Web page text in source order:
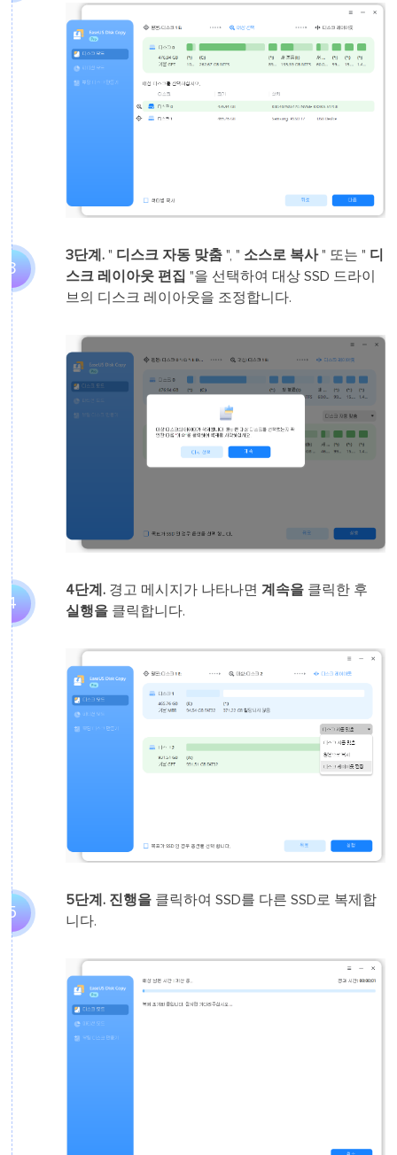
3
3단계. " 디스크 자동 맞춤 ", " 소스로 복사" 또는 " 디
스크 레이아웃 편집 "을 선택하여 대상 SSD 드라이
브의 디스크 레이아웃을 조정합니다.
4
4단계. 경고 메시지가 나타나면계속을 클릭한 후
실행을 클릭합니다.
5
5단계. 진행을 클릭하여 SSD를 다른 SSD로 복제합
니다.